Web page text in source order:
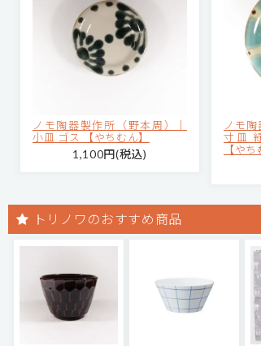
ノモ陶器製作所（野本周）｜
小皿 ゴス 【やちむん】
1,100円(税込)
ノモ
寸皿
【やち
トリノワのおすすめ商品